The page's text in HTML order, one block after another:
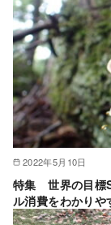
2022年5月10日
特集 世界の目標
ル消費をわかり